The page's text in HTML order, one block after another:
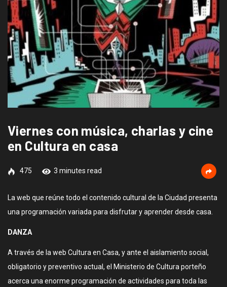
Viernes con música, charlas y cine
en Cultura en casa
475 3 minutes read
La web que reúne todo el contenido cultural de la Ciudad presenta
una programación variada para disfrutar y aprender desde casa.
DANZA
A través de la web Cultura en Casa, y ante el aislamiento social,
obligatorio y preventivo actual, el Ministerio de Cultura porteño
acerca una enorme programación de actividades para toda las